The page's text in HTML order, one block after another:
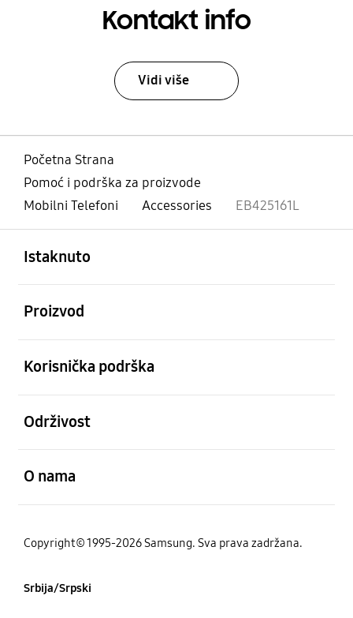
Kontakt info
Vidi više
Početna Strana
Pomoć i podrška za proizvode
Mobilni Telefoni
Accessories EB425161L
Istaknuto
Proizvod
Korisnička podrška
Održivost
O nama
Copyright© 1995-2026 Samsung. Sva prava zadržana.
Srbija/Srpski